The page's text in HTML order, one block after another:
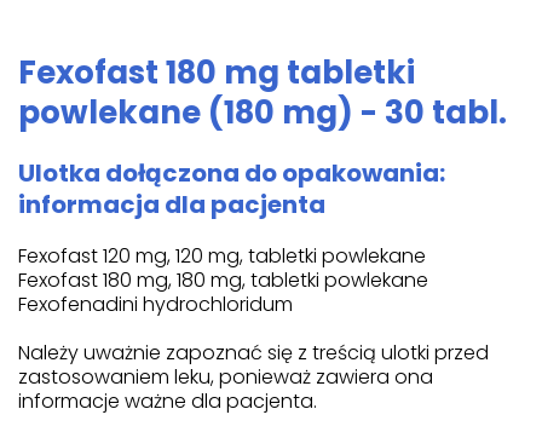
Fexofast 180 mg tabletki
powlekane (180 mg) - 30 tabl.
Ulotka dołączona do opakowania:
informacja dla pacjenta
Fexofast 120 mg, 120 mg, tabletki powlekane
Fexofast 180 mg, 180 mg, tabletki powlekane
Fexofenadini hydrochloridum
Należy uważnie zapoznać się z treścią ulotki przed
zastosowaniem leku, ponieważ zawiera ona
informacje ważne dla pacjenta.